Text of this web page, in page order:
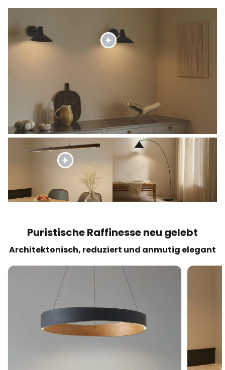
Puristische Raffinesse neu gelebt
Architektonisch, reduziert und anmutig elegant